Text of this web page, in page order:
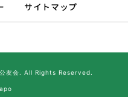
サイトマップ
友会. All Rights Reserved.